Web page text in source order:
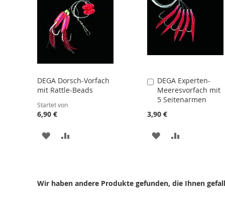
DEGA Dorsch-Vorfach
mit Rattle-Beads
Startet von
6,90 €
ZUR
DEGA Experten-
Meeresvorfach mit
5 Seitenarmen
3,90 €
In
den
Warenkorb
ZUR
Wir haben andere Produkte gefunden, die Ihnen